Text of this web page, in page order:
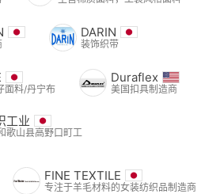
DARIN
装饰织带
面料/丹宁布
Duraflex
美国扣具制造商
工业
歌山县高野口町工
FINE TEXTILE
专注于羊毛材料的女装纺织品制造商